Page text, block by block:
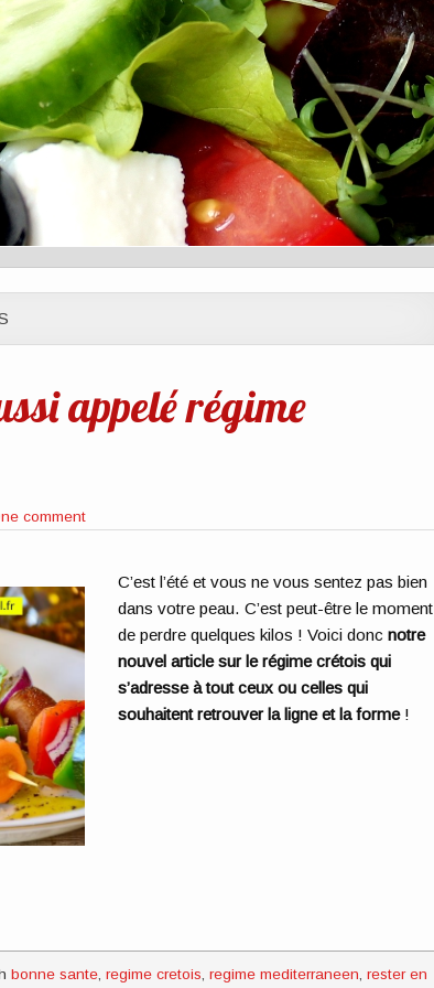
appelé régime
comment
C’est l’été et vous ne vous sentez pas bien
dans votre peau. C’est peut-être le moment
de perdre quelques kilos ! Voici doncnotre
nouvel article sur le régime crétois qui
s’adresse à tout ceux ou celles qui
souhaitent retrouver la ligne et la forme!
bonne sante,regime cretois,regime mediterraneen,rester en